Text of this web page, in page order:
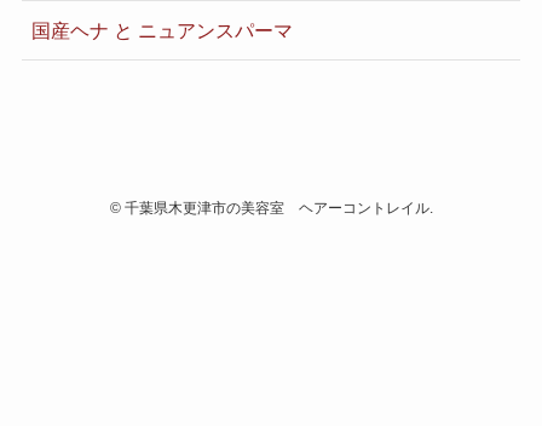
国産ヘナ と ニュアンスパーマ
©千葉県木更津市の美容室 ヘアーコントレイル.